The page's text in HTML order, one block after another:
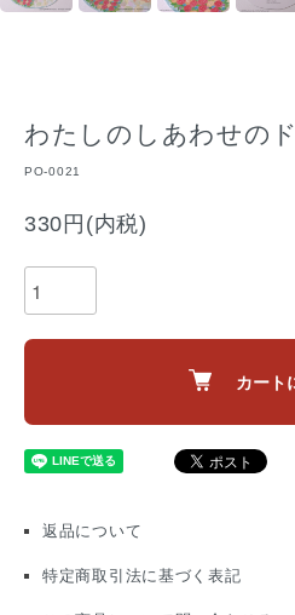
わたしのしあわせの
PO-0021
330円(内税)
カート
返品について
特定商取引法に基づく表記